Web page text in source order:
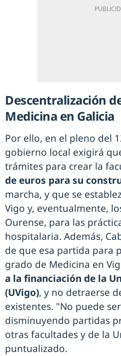
Descentralización
Medicina en Galicia
Por ello, en el pleno del
gobierno local exigirá
trámites para crear la
de euros para su
marcha, y que se
Vigo y, eventualmente,
Ourense, para las
hospitalaria. Además,
de que esa partida para
grado de Medicina en
a la financiación de la
(UVigo), y no detraerse
existentes. "No puede
disminuyendo partidas
otras facultades y de la
puntualizado.